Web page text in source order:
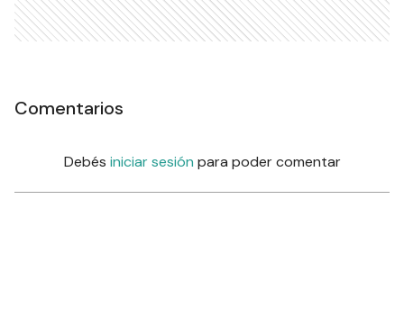
Comentarios
Debés iniciar sesión para poder comentar